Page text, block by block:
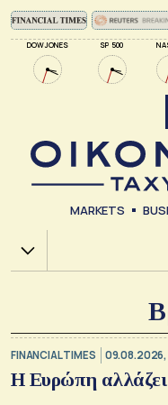
DOW JONES SP 500
MARKETS
Χ.Α.
FINANCIAL TIMES
Η Ευρώπη αλλάζει